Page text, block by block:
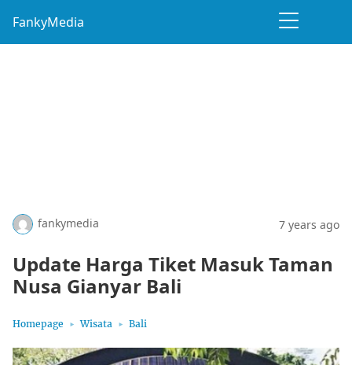
FankyMedia
fankymedia 7 years ago
Update Harga Tiket Masuk Taman
Nusa Gianyar Bali
Homepage Wisata Bali